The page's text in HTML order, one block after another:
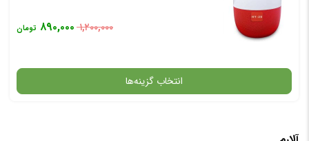
انتخاب رنگ: مشکی ۱,۲۰۰,۰۰۰ ۸۹۰,۰۰۰ تومان
انتخاب گزینه‌ها